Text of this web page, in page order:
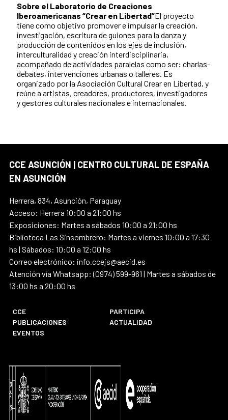
Sobre el Laboratorio de Creaciones
Iberoamericanas “Crear en Libertad”El proyecto
tiene como objetivo promover e impulsar la creación,
investigación, escritura de guiones para la danza y
producción de contenidos en los ejes de inclusión,
interculturalidad y creación interdisciplinaria,
acompañado de actividades paralelas como ser: charlas-
debates, intervenciones urbanas o talleres. Es
organizado por la Asociación Cultural Crear en Libertad, y
reúne a artistas, creadores, productores, investigadores
y gestores culturales nacionales e internacionales.
CCE ASUNCIÓN | CENTRO CULTURAL DE ESPAÑA
EN ASUNCIÓN
Herrera, 834, Asunción, Paraguay
Acceso: Herrera 10:00 a 21:00 hs
Exposiciones: Martes a sábados 10:00 a 21:00 hs
Biblioteca Las Sinsombrero: Martes a viernes 10:00 a 17:30
hs | Sábados: 10:00 a 12:00 hs
Correo electrónico: info.ccejs@aecid.es
Atención vía Whatsapp: (0974) 599-961 | Martes a sábados de
13:00 hs a 20:00 hs
CCE
PARTICIPA
PUBLICACIONES
ACTUALIDAD
EVENTOS